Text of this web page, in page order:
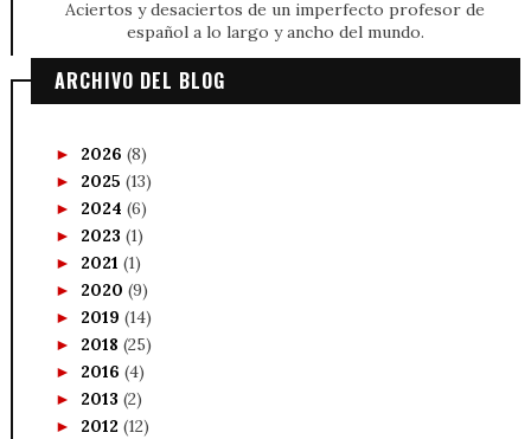
Aciertos y desaciertos de un imperfecto profesor de
español a lo largo y ancho del mundo.
ARCHIVO DEL BLOG
► 2026 (8)
► 2025 (13)
► 2024 (6)
► 2023 (1)
► 2021 (1)
► 2020 (9)
► 2019 (14)
► 2018 (25)
► 2016 (4)
► 2013 (2)
► 2012 (12)